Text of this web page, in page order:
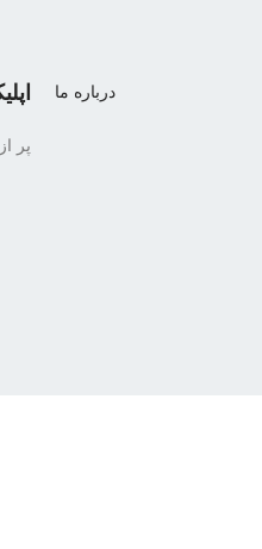
درباره ما
پر